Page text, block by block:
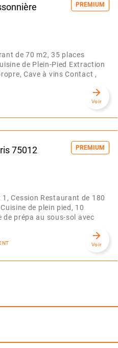
PREMIUM
de 70 m2, 35 places
de Plein-Pied Extraction
Cave à vins Contact ,
arrow_forward
Voir
PREMIUM
75012
Cession Restaurant de 180
de plein pied, 10
de prépa au sous-sol avec
arrow_forward
Voir